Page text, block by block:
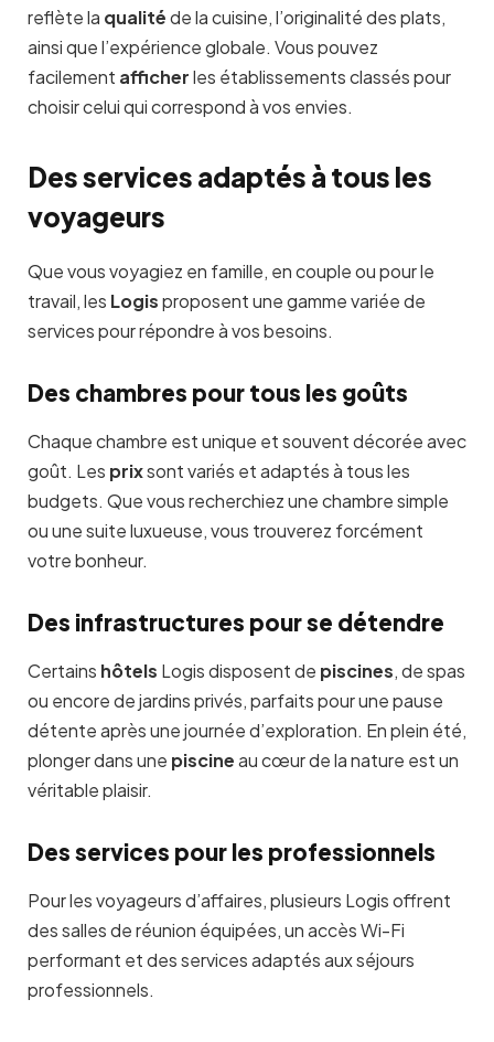
reflète la qualitéde la cuisine, l’originalité des plats,
ainsi que l’expérience globale. Vous pouvez
facilement afficherles établissements classés pour
choisir celui qui correspond à vos envies.
Des services adaptés à tous les
voyageurs
Que vous voyagiez en famille, en couple ou pour le
travail, les Logisproposent une gamme variée de
services pour répondre à vos besoins.
Des chambres pour tous les goûts
Chaque chambre est unique et souvent décorée avec
goût. Les prixsont variés et adaptés à tous les
budgets. Que vous recherchiez une chambre simple
ou une suite luxueuse, vous trouverez forcément
votre bonheur.
Des infrastructures pour se détendre
Certains hôtels Logis disposent de piscines, de spas
ou encore de jardins privés, parfaits pour une pause
détente après une journée d’exploration. En plein été,
plonger dans une piscineau cœur de la nature est un
véritable plaisir.
Des services pour les professionnels
Pour les voyageurs d’affaires, plusieurs Logis offrent
des salles de réunion équipées, un accès Wi-Fi
performant et des services adaptés aux séjours
professionnels.